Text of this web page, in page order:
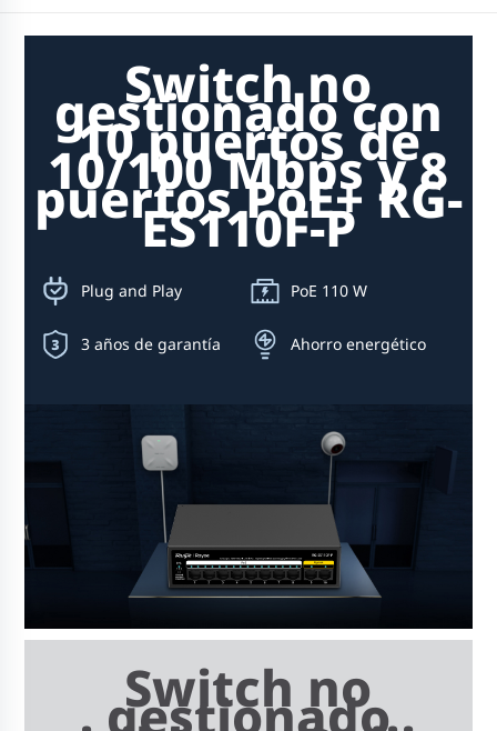
Switch no
gestionado con
10 puertos de
10/100 Mbps y 8
puertos PoE+ RG-
ES110F-P
Plug and Play PoE 110 W
3 años de garantía Ahorro energético
Switch no
gestionado